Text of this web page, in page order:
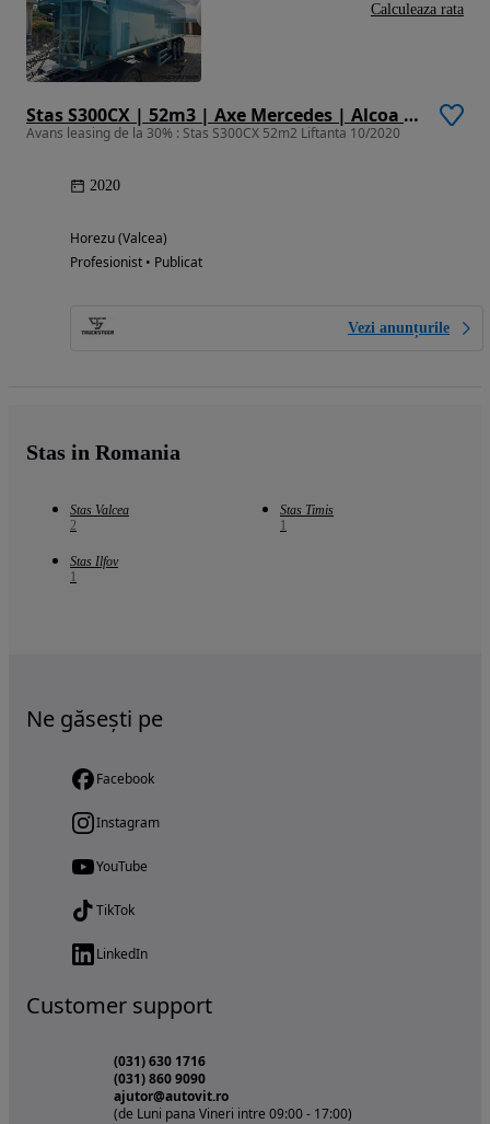
Stas S300CX | 52m3 | Axe Mercedes | Alcoa | Prelata
Avans leasing de la 30% : Stas S300CX 52m2 Liftanta 10/2020
2020
Horezu (Valcea)
Profesionist • Publicat
Vezi anunțurile
Calculeaza rata
Stas in Romania
Stas Valcea
2
Stas Timis
1
Stas Ilfov
1
Ne găsești pe
Facebook
Instagram
YouTube
TikTok
LinkedIn
Customer support
(031) 630 1716
(031) 860 9090
ajutor@autovit.ro
(de Luni pana Vineri intre 09:00 - 17:00)